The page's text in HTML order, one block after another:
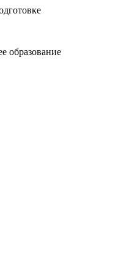
образование